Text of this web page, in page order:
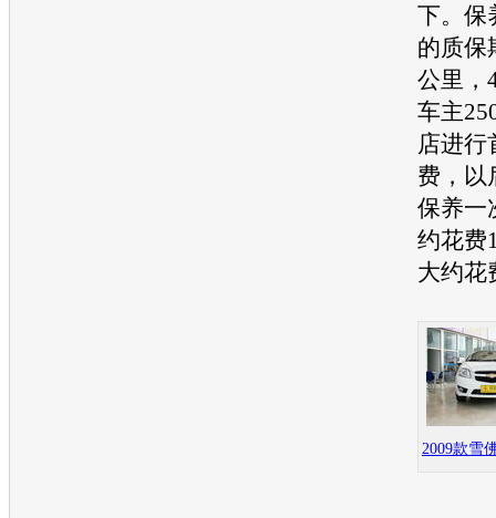
下。保
的质保
公里，
车主
店进行
费，以
保养一
约花费
大约花
2009款雪